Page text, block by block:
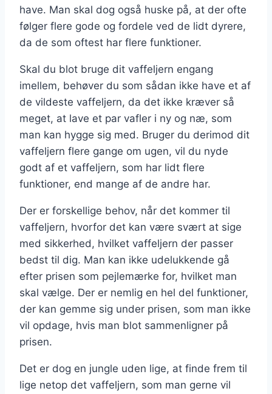
have. Man skal dog også huske på, at der ofte
følger flere gode og fordele ved de lidt dyrere,
da de som oftest har flere funktioner.
Skal du blot bruge dit vaffeljern engang
imellem, behøver du som sådan ikke have et af
de vildeste vaffeljern, da det ikke kræver så
meget, at lave et par vafler i ny og næ, som
man kan hygge sig med. Bruger du derimod dit
vaffeljern flere gange om ugen, vil du nyde
godt af et vaffeljern, som har lidt flere
funktioner, end mange af de andre har.
Der er forskellige behov, når det kommer til
vaffeljern, hvorfor det kan være svært at sige
med sikkerhed, hvilket vaffeljern der passer
bedst til dig. Man kan ikke udelukkende gå
efter prisen som pejlemærke for, hvilket man
skal vælge. Der er nemlig en hel del funktioner,
der kan gemme sig under prisen, som man ikke
vil opdage, hvis man blot sammenligner på
prisen.
Det er dog en jungle uden lige, at finde frem til
lige netop det vaffeljern, som man gerne vil